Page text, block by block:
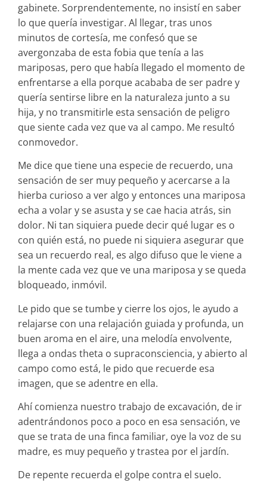
gabinete. Sorprendentemente, no insistí en saber
lo que quería investigar. Al llegar, tras unos
minutos de cortesía, me confesó que se
avergonzaba de esta fobia que tenía a las
mariposas, pero que había llegado el momento de
enfrentarse a ella porque acababa de ser padre y
quería sentirse libre en la naturaleza junto a su
hija, y no transmitirle esta sensación de peligro
que siente cada vez que va al campo. Me resultó
conmovedor.
Me dice que tiene una especie de recuerdo, una
sensación de ser muy pequeño y acercarse a la
hierba curioso a ver algo y entonces una mariposa
echa a volar y se asusta y se cae hacia atrás, sin
dolor. Ni tan siquiera puede decir qué lugar es o
con quién está, no puede ni siquiera asegurar que
sea un recuerdo real, es algo difuso que le viene a
la mente cada vez que ve una mariposa y se queda
bloqueado, inmóvil.
Le pido que se tumbe y cierre los ojos, le ayudo a
relajarse con una relajación guiada y profunda, un
buen aroma en el aire, una melodía envolvente,
llega a ondas theta o supraconsciencia, y abierto al
campo como está, le pido que recuerde esa
imagen, que se adentre en ella.
Ahí comienza nuestro trabajo de excavación, de ir
adentrándonos poco a poco en esa sensación, ve
que se trata de una finca familiar, oye la voz de su
madre, es muy pequeño y trastea por el jardín.
De repente recuerda el golpe contra el suelo.